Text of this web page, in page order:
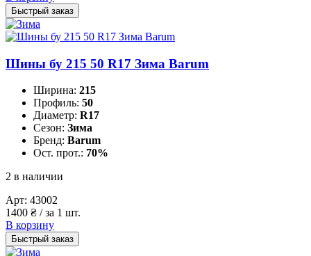
Быстрый заказ
Шины бу 215 50 R17 Зима Barum
Ширина: 215
Профиль: 50
Диаметр: R17
Сезон: Зима
Бренд: Barum
Ост. прот.: 70%
2 в наличии
Арт: 43002
1400 ₴ / за 1 шт.
В корзину
Быстрый заказ